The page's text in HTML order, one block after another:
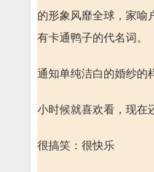
的形象风靡全球，家喻
有卡通鸭子的代名词。
通知单纯洁白的婚纱的
小时候就喜欢看，现在
很搞笑：很快乐